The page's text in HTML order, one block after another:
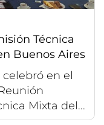
Técnica
Buenos Aires
celebró en el
Mixta del...